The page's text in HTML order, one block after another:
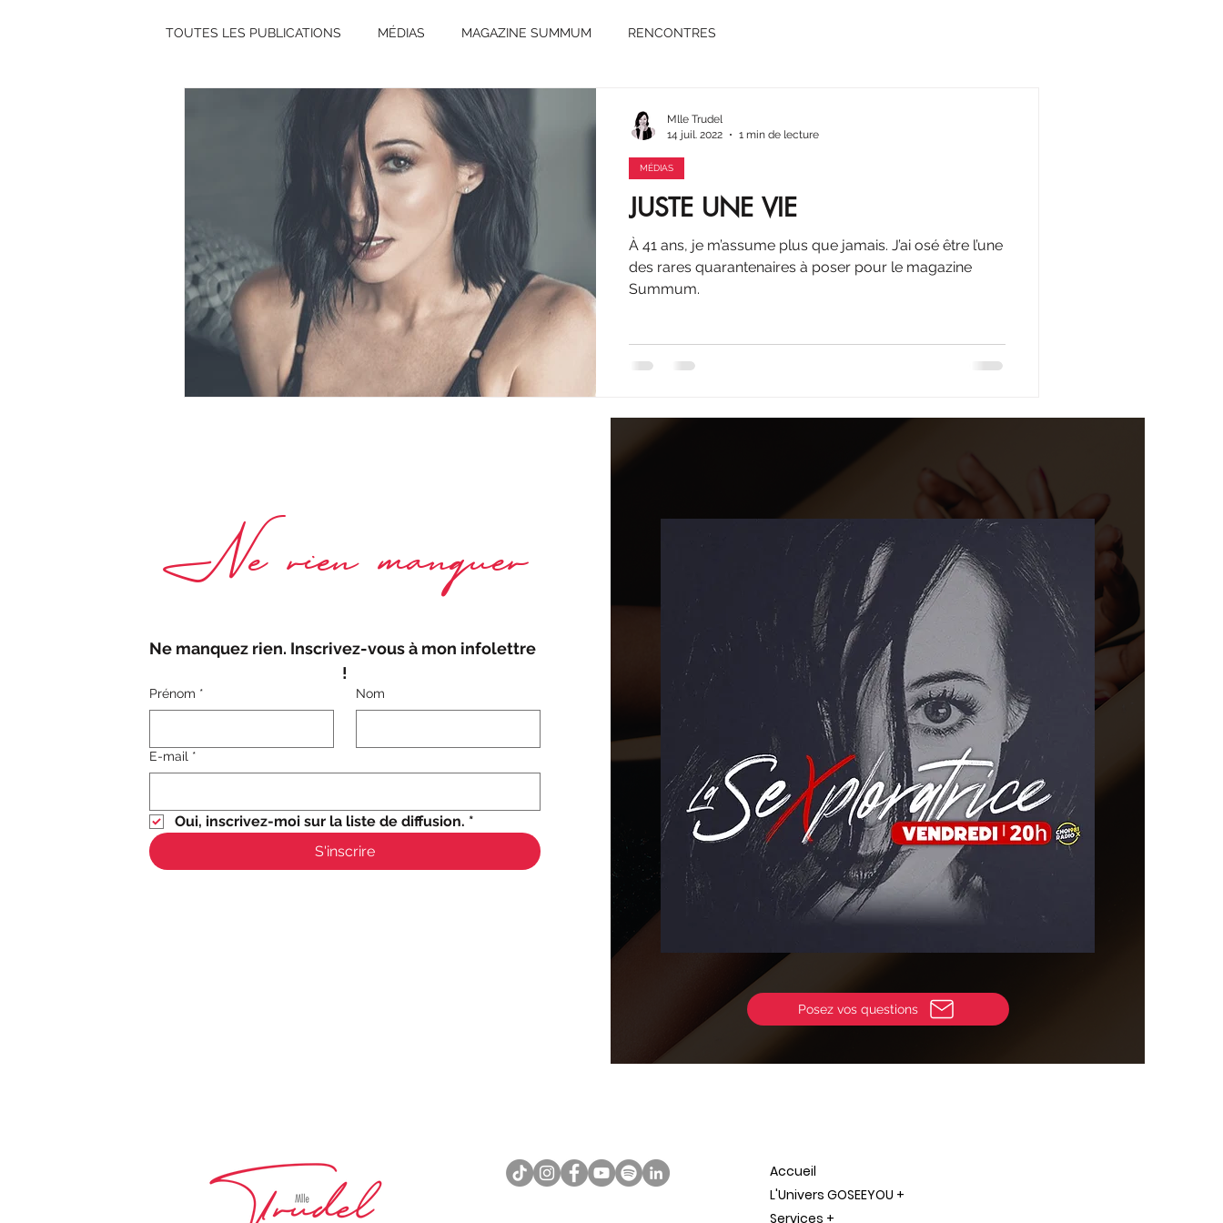
TOUTES LES PUBLICATIONS MÉDIAS MAGAZINE SUMMUM RENCONTRES
JUSTE UNE VIE
À 41 ans, je m’assume plus que jamais. J’ai osé être l’une
des rares quarantenaires à poser pour le magazine
Summum.
MÉDIAS
Mlle Trudel
14 juil. 2022
1 min de lecture
Ne rien manquer
Ne manquez rien. Inscrivez-vous à mon infolettre
!
Prénom * Nom
E-mail *
Oui, inscrivez-moi sur la liste de diffusion. *
S'inscrire
Posez vos questions
Accueil
L'Univers GOSEEYOU +
Services +